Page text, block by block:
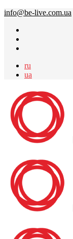
info@be-live.com.ua
ru
ua